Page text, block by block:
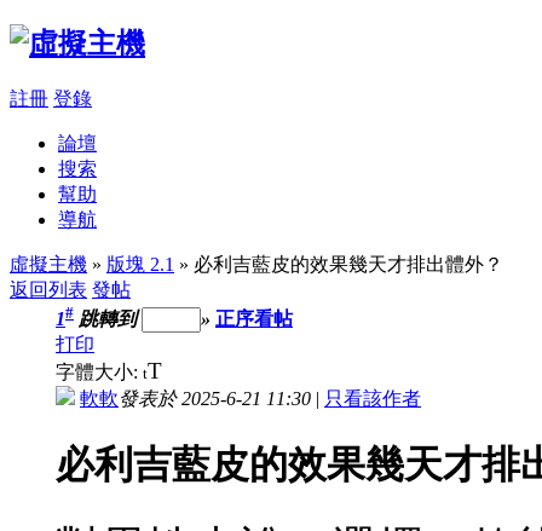
註冊 登錄
論壇
搜索
幫助
導航
虛擬主機 » 版塊 2.1 » 必利吉藍皮的效果幾天才排出體外？
返回列表 發帖
1# 跳轉到 » 正序看帖
打印
字體大小: tT
軟軟發表於 2025-6-21 11:30 | 只看該作者
必利吉藍皮的效果幾天才排